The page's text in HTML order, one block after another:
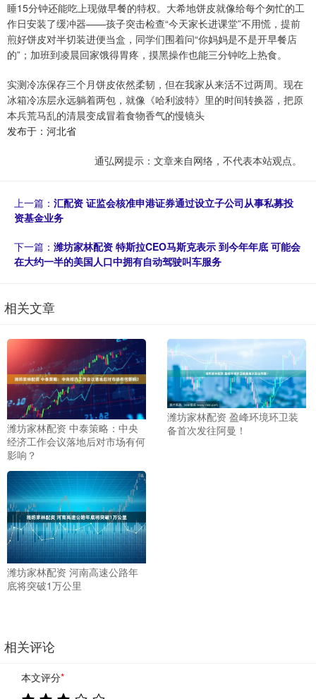
睡15分钟还能吃上现做早餐的特权。大希地饼皮就像给每个匆忙的工
作日安装了缓冲器——孩子突击检查“今天家长进课堂”不用慌，提前
煎好饼皮对半切装进便当盒，同学们围着问“你妈妈是不是开早餐店
的”；加班到凌晨回家饿得胃疼，摸黑操作也能三分钟吃上热食。
实测冷冻保存三个月饼皮依然柔韧，但在我家从来活不过两周。现在
冰箱冷冻层永远躺着两包，就像《哈利波特》里的时间转换器，把原
本兵荒马乱的清晨变成冒着食物香气的慢镜头
发布于：河北省
通弘网提示：文章来自网络，不代表本站观点。
上一篇： 汇配资 证监会核准申港证券通过设立子公司从事私募投
资基金业务
下一篇： 潍坊家林配资 特斯拉CEO马斯克表示 到今年年底 可能会
在大约一半的美国人口中拥有自动驾驶叫车服务
相关文章
潍坊家林配资 中泰策略：中央
经济工作会议落地后对市场有何
影响？
潍坊家林配资 盈峰环境环卫装
备首次发往阿曼！
潍坊家林配资 河南高速公路年
底将突破1万公里
相关评论
本文评分*